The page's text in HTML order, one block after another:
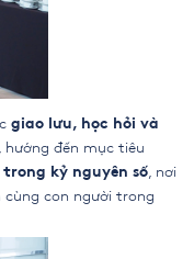
giao lưu, học hỏi và
, hướng đến mục tiêu
kỷ nguyên số , nơi
con người trong